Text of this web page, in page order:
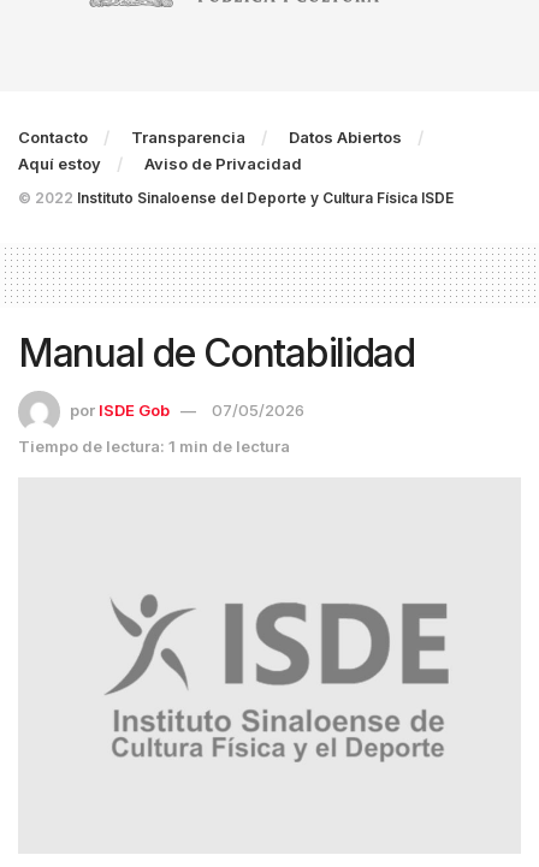
Contacto Transparencia
Datos Abiertos
Aquí estoy
Aviso de Privacidad
© 2022 Instituto Sinaloense del Deporte y Cultura Física ISDE
Manual de Contabilidad
por ISDE Gob
07/05/2026
Tiempo de lectura: 1 min de lectura